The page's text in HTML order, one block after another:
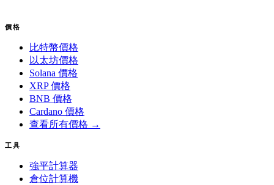
價格
比特幣價格
以太坊價格
Solana 價格
XRP 價格
BNB 價格
Cardano 價格
查看所有價格 →
工具
強平計算器
倉位計算機